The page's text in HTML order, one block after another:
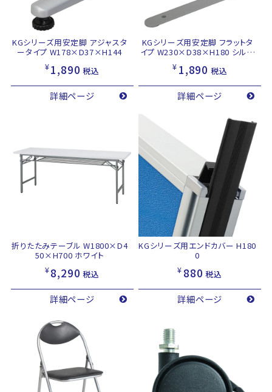
KGシリーズ用安定脚 アジャスタ
ータイプ W178×D37×H144
¥1,890 税込
詳細ページ
KGシリーズ用安定脚 フラットタ
イプ W230×D38×H180 シルバ
¥ 1,890 税込
詳細ページ
折りたたみテーブル W1800×D4
50×H700 ホワイト
¥8,290 税込
詳細ページ
KGシリーズ用エンドカバー H180
0
¥ 880 税込
詳細ページ